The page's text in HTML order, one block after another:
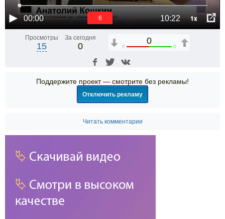
00:00 10:22 1x
6
Просмотры
15
За сегодня
0
0
0 0
Поддержите проект — смотрите без рекламы!
Отключить рекламу
Читать комментарии